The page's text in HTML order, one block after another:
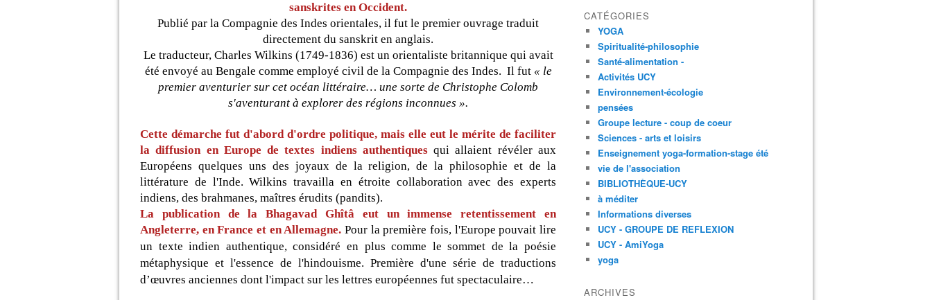
sanskrites en Occident.
Publié par la Compagnie des Indes orientales, il fut le premier ouvrage traduit
directement du sanskrit en anglais.
Le traducteur, Charles Wilkins (1749-1836) est un orientaliste britannique qui avait
été envoyé au Bengale comme employé civil de la Compagnie des Indes. Il fut « le
premier aventurier sur cet océan littéraire… une sorte de Christophe Colomb
s'aventurant à explorer des régions inconnues ».
Cette démarche fut d'abord d'ordre politique, mais elle eut le mérite de faciliter
la diffusion en Europe de textes indiens authentiques qui allaient révéler aux
Européens quelques uns des joyaux de la religion, de la philosophie et de la
littérature de l'Inde. Wilkins travailla en étroite collaboration avec des experts
indiens, des brahmanes, maîtres érudits (pandits).
La publication de la Bhagavad Ghîtâ eut un immense retentissement en
Angleterre, en France et en Allemagne. Pour la première fois, l'Europe pouvait lire
un texte indien authentique, considéré en plus comme le sommet de la poésie
métaphysique et l'essence de l'hindouisme. Première d'une série de traductions
d’œuvres anciennes dont l'impact sur les lettres européennes fut spectaculaire…
CATÉGORIES
YOGA
Spiritualité-philosophie
Santé-alimentation -
Activités UCY
Environnement-écologie
pensées
Groupe lecture - coup de coeur
Sciences - arts et loisirs
Enseignement yoga-formation-stage été
vie de l'association
BIBLIOTHÈQUE-UCY
à méditer
Informations diverses
UCY - GROUPE DE REFLEXION
UCY - AmiYoga
yoga
ARCHIVES